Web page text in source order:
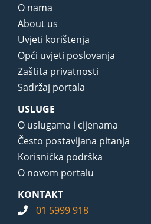
O nama
About us
Uvjeti korištenja
Opći uvjeti poslovanja
Zaštita privatnosti
Sadržaj portala
USLUGE
O uslugama i cijenama
Često postavljana pitanja
Korisnička podrška
O novom portalu
KONTAKT
01 5999 918